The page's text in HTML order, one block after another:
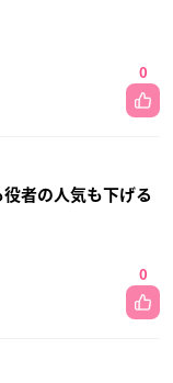
0
者の人気も下げる
0